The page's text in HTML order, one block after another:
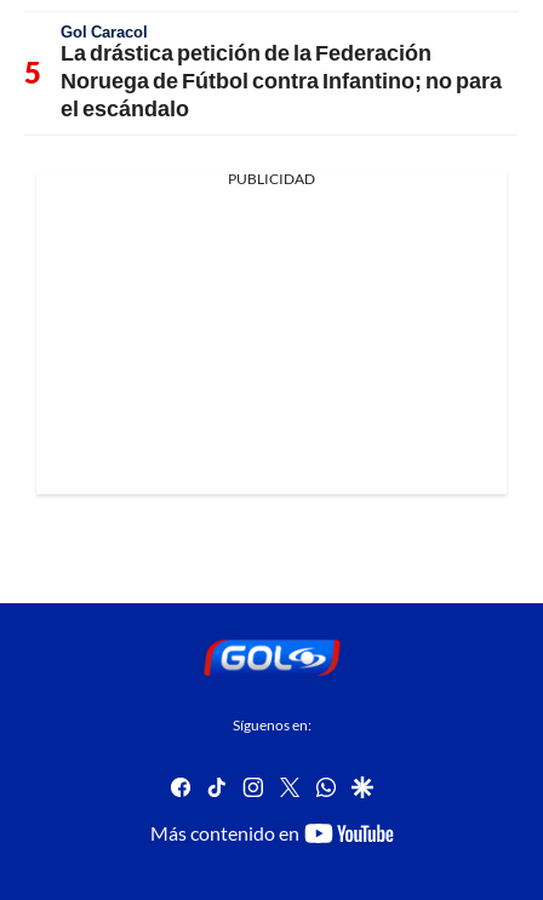
Gol Caracol
La drástica petición de la Federación
Noruega de Fútbol contra Infantino; no para
el escándalo
PUBLICIDAD
Síguenos en:
facebook
tiktok instagram
twitterwhatsapp
google
Más contenido en
youtube-